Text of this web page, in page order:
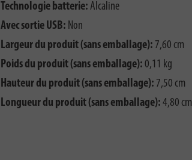
Technologie batterie: Alcaline
Avec sortie USB: Non
Largeur du produit (sans emballage): 7,60 cm
Poids du produit (sans emballage): 0,11 kg
Hauteur du produit (sans emballage): 7,50 cm
Longueur du produit (sans emballage): 4,80 cm